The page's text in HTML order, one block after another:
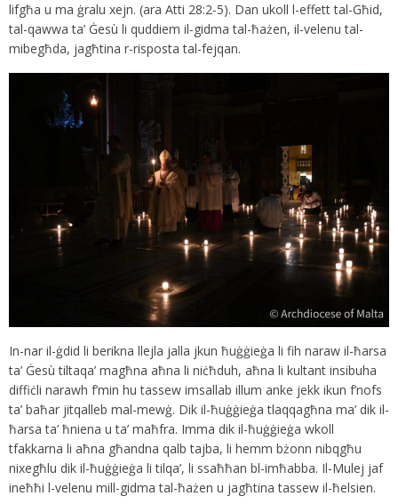
lifgħa u ma ġralu xejn. (ara Atti 28:2-5). Dan ukoll l-effett tal-Għid,
tal-qawwa ta’ Ġesù li quddiem il-gidma tal-ħażen, il-velenu tal-
mibegħda, jagħtina r-risposta tal-fejqan.
In-nar il-ġdid li berikna llejla jalla jkun ħuġġieġa li fih naraw il-ħarsa
ta’ Ġesù tiltaqa’ magħna aħna li niċħduh, aħna li kultant insibuha
diffiċli narawh f’min hu tassew imsallab illum anke jekk ikun f’nofs
ta’ baħar jitqalleb mal-mewġ. Dik il-ħuġġieġa tlaqqagħna ma’ dik il-
ħarsa ta’ ħniena u ta’ maħfra. Imma dik il-ħuġġieġa wkoll
tfakkarna li aħna għandna qalb tajba, li hemm bżonn nibqgħu
nixegħlu dik il-ħuġġieġa li tilqa’, li ssaħħan bl-imħabba. Il-Mulej jaf
ineħħi l-velenu mill-gidma tal-ħażen u jagħtina tassew il-ħelsien.